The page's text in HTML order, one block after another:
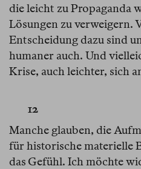
die leicht zu Propaganda
Lösungen zu verweigern.
Entscheidung dazu sind
humaner auch. Und
Krise, auch leichter, sich
12
Manche glauben, die
für historische materielle
das Gefühl. Ich möchte